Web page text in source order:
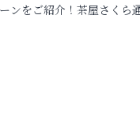
ンをご紹介！茶屋さくら